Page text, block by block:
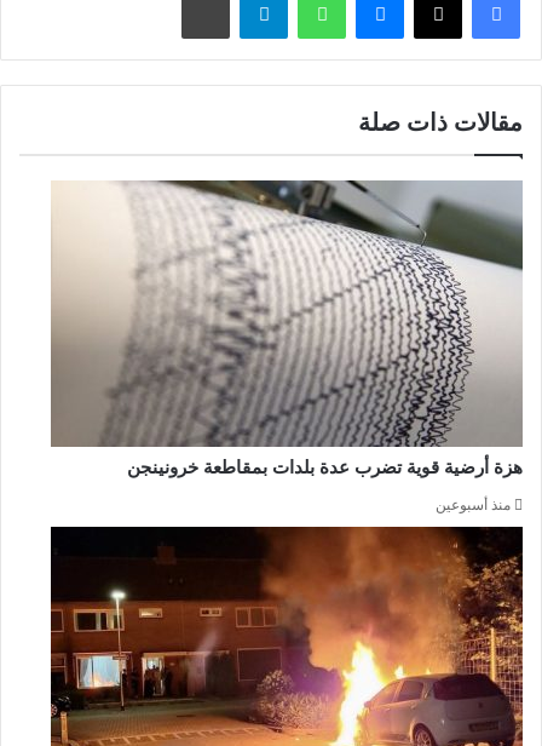
مقالات ذات صلة
هزة أرضية قوية تضرب عدة بلدات بمقاطعة خرونينجن
منذ أسبوعين